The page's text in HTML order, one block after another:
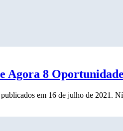
Agora 8
em 16 de julho de 2021.